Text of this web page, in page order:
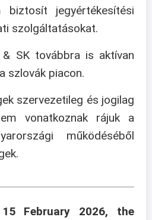
biztosít jegyértékesítési
szolgáltatásokat.
SK továbbra is aktívan
szlovák piacon.
szervezetileg és jogilag
vonatkoznak rájuk a
működéséből
February 2026, the